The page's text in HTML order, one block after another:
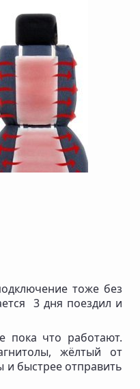
тоже без
3 дня поездил и
пока что работают.
жёлтый от
и быстрее отправить